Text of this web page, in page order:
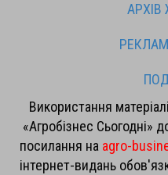
Використання
«Агробізнес Сьогодні»
посилання на agro-
інтернет-видань